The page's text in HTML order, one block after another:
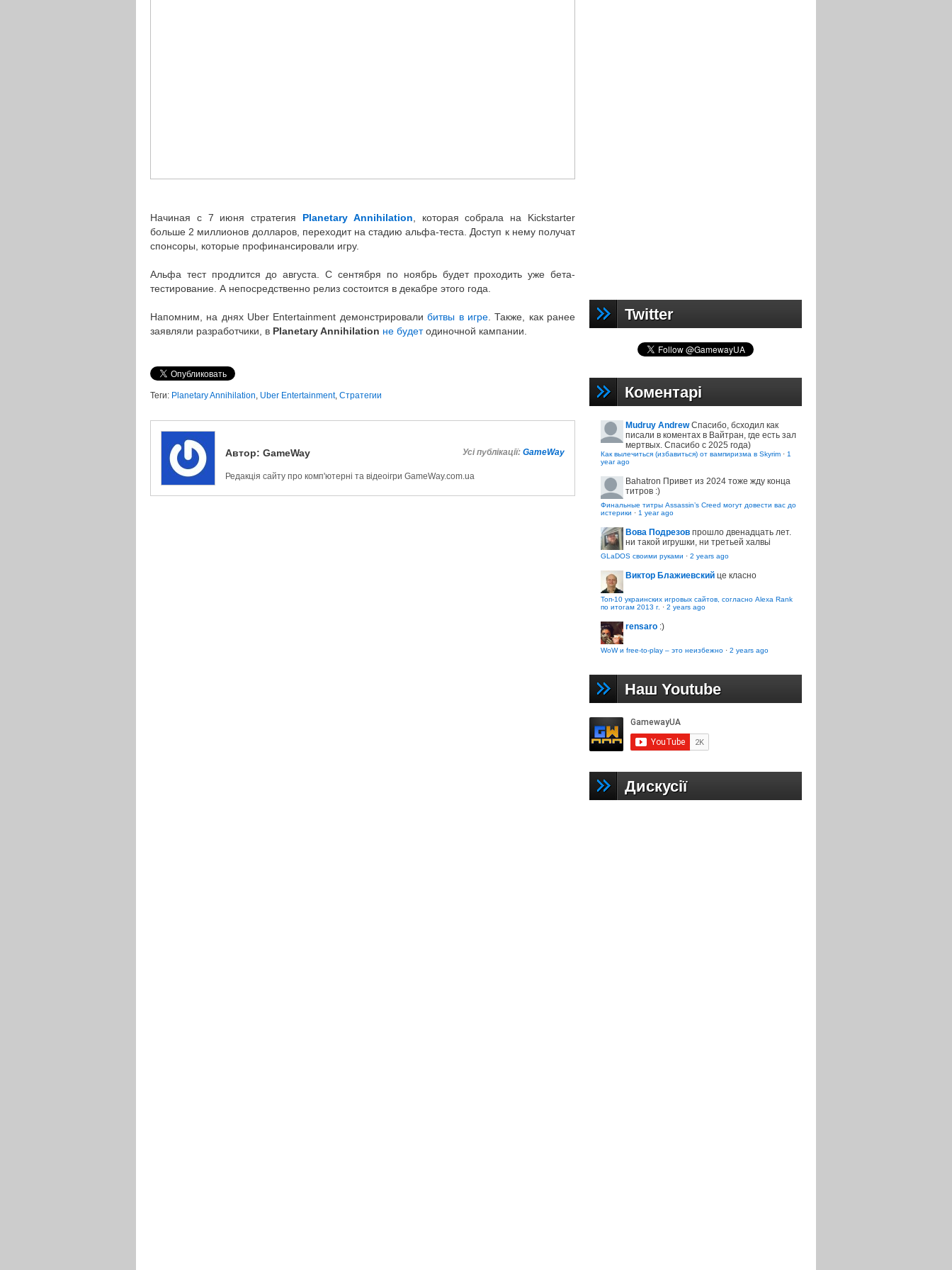
Начиная с 7 июня стратегия Planetary Annihilation , которая собрала на Kickstarter
больше 2 миллионов долларов, переходит на стадию альфа-теста. Доступ к нему получат
спонсоры, которые профинансировали игру.
Альфа тест продлится до августа. С сентября по ноябрь будет проходить уже бета-
тестирование. А непосредственно релиз состоится в декабре этого года.
Напомним, на днях Uber Entertainment демонстрировалибитвы в игре. Также, как ранее
заявляли разработчики, в Planetary Annihilation не будетодиночной кампании.
Теги: Planetary Annihilation, Uber Entertainment, Стратегии
Автор: GameWay Усі публікації: GameWay
Редакція сайту про комп'ютерні та відеоігри GameWay.com.ua
Twitter
Коментарі
Mudruy Andrew Спасибо, бсходил как
писали в коментах в Вайтран, где есть зал
мертвых. Спасибо с 2025 года)
Как вылечиться (избавиться) от вампиризма в Skyrim · 1
year ago
Bahatron Привет из 2024 тоже жду конца
титров :)
Финальные титры Assassin’s Creed могут довести вас до
истерики · 1 year ago
Вова Подрезов прошло двенадцать лет.
ни такой игрушки, ни третьей халвьі
GLaDOS своими руками · 2 years ago
Виктор Блажиевский це класно
Топ-10 украинских игровых сайтов, согласно Alexa Rank
по итогам 2013 г. · 2 years ago
rensaro :)
WoW и free-to-play – это неизбежно · 2 years ago
Наш Youtube
Дискусії